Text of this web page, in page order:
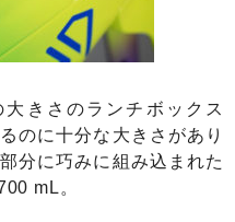
きさのランチボックス
のに十分な大きさがあり
分に巧みに組み込まれた
mL。